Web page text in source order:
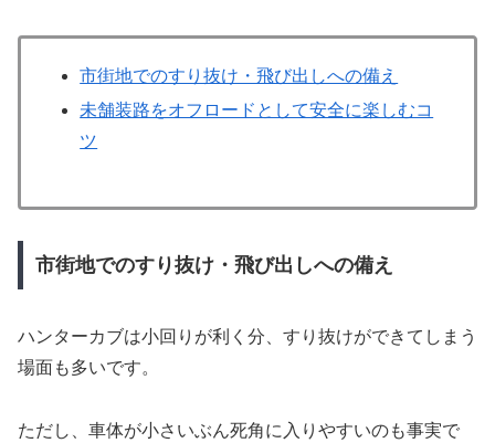
市街地でのすり抜け・飛び出しへの備え
未舗装路をオフロードとして安全に楽しむコ
ツ
市街地でのすり抜け・飛び出しへの備え
ハンターカブは小回りが利く分、すり抜けができてしまう
場面も多いです。
ただし、車体が小さいぶん死角に入りやすいのも事実で